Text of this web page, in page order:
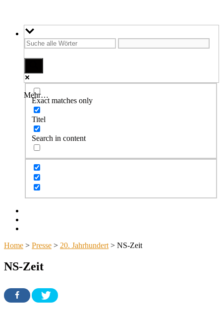
Mehr…
Exact matches only
Titel
Search in content
Home > Presse > 20. Jahrhundert > NS-Zeit
NS-Zeit